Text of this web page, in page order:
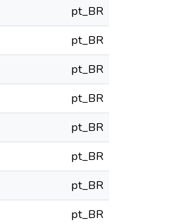
pt_BR
pt_BR
pt_BR
pt_BR
pt_BR
pt_BR
pt_BR
pt_BR